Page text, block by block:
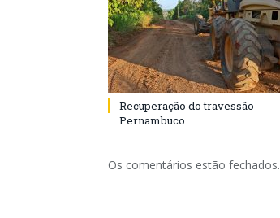
Recuperação do travessão
Pernambuco
Os comentários estão fechados.